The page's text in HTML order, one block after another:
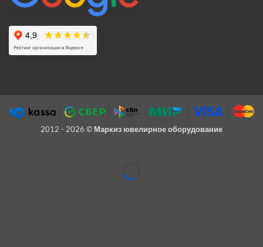
2012 - 2026 © Маркиз ювелирное оборудование